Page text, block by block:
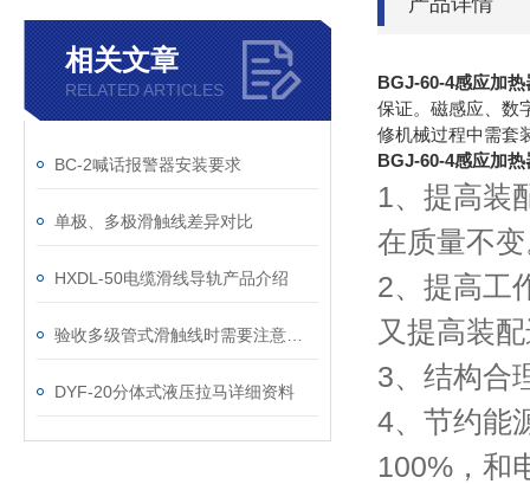
相关文章
RELATED ARTICLES
BC-2喊话报警器安装要求
单极、多极滑触线差异对比
HXDL-50电缆滑线导轨产品介绍
DYF-20分体式液压拉马详细资料
BGJ-60-4感应加热
保证。磁感应、数
修机械过程中需套
BGJ-60-4感应加热
1、提高装
在质量不
2、提高工
又提高装
3、结构合
4、节约能
100%，和